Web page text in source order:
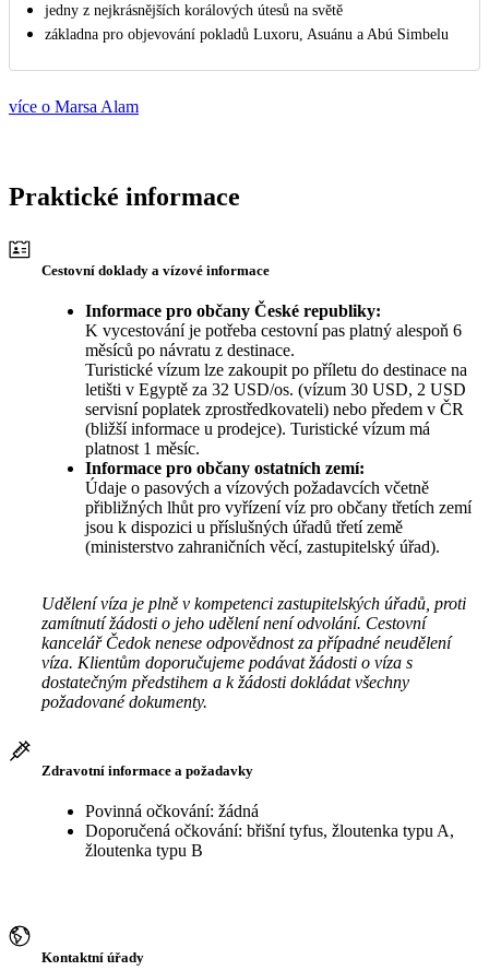
jedny z nejkrásnějších korálových útesů na světě
základna pro objevování pokladů Luxoru, Asuánu a Abú Simbelu
více o Marsa Alam
Praktické informace
Cestovní doklady a vízové informace
Informace pro občany České republiky:
K vycestování je potřeba cestovní pas platný alespoň 6
měsíců po návratu z destinace.
Turistické vízum lze zakoupit po příletu do destinace na
letišti v Egyptě za 32 USD/os. (vízum 30 USD, 2 USD
servisní poplatek zprostředkovateli) nebo předem v ČR
(bližší informace u prodejce). Turistické vízum má
platnost 1 měsíc.
Informace pro občany ostatních zemí:
Údaje o pasových a vízových požadavcích včetně
přibližných lhůt pro vyřízení víz pro občany třetích zemí
jsou k dispozici u příslušných úřadů třetí země
(ministerstvo zahraničních věcí, zastupitelský úřad).
Udělení víza je plně v kompetenci zastupitelských úřadů, proti
zamítnutí žádosti o jeho udělení není odvolání. Cestovní
kancelář Čedok nenese odpovědnost za případné neudělení
víza. Klientům doporučujeme podávat žádosti o víza s
dostatečným předstihem a k žádosti dokládat všechny
požadované dokumenty.
Zdravotní informace a požadavky
Povinná očkování: žádná
Doporučená očkování: břišní tyfus, žloutenka typu A,
žloutenka typu B
Kontaktní úřady